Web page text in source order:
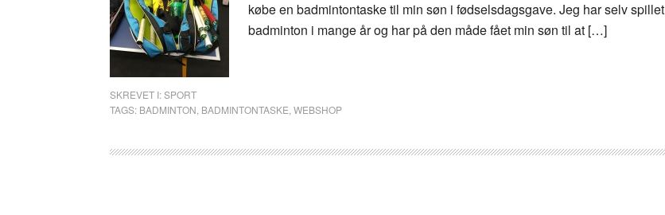
købe en badmintontaske til min søn i fødselsdagsgave. Jeg har selv spillet
badminton i mange år og har på den måde fået min søn til at […]
SKREVET I:SPORT
TAGS: BADMINTON BADMINTONTASKE WEBSHOP